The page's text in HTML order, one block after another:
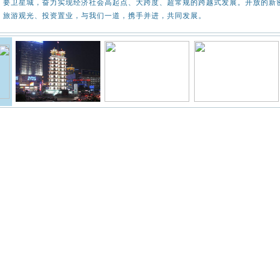
要卫星城，奋力实现经济社会高起点、大跨度、超常规的跨越式发展。开放的新
旅游观光、投资置业，与我们一道，携手并进，共同发展。